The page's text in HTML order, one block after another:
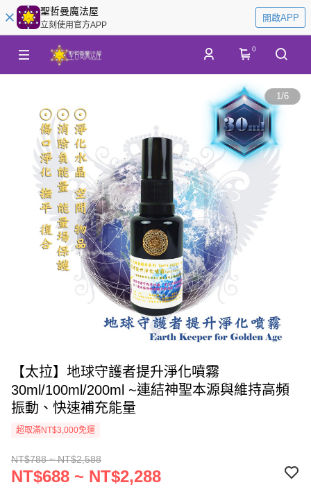
聖哲曼魔法屋
立刻使用官方APP
開啟APP
0
1/6
【太拉】地球守護者提升淨化噴霧
30ml/100ml/200ml ~連結神聖本源與維持高頻
振動、快速補充能量
超取滿NT$3,000免運
NT$788 ~ NT$2,588
NT$688 ~ NT$2,288